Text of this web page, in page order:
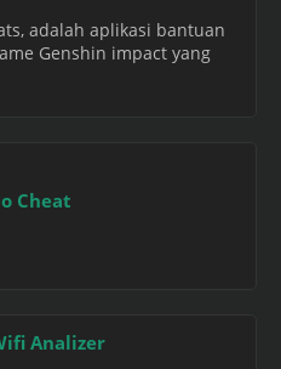
adalah aplikasi bantuan
Genshin impact yang
Cheat
Analizer